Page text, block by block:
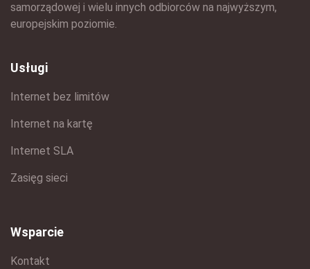
samorządowej i wielu innych odbiorców na najwyższym,
europejskim poziomie.
Usługi
Internet bez limitów
Internet na kartę
Internet SLA
Zasięg sieci
Wsparcie
Kontakt